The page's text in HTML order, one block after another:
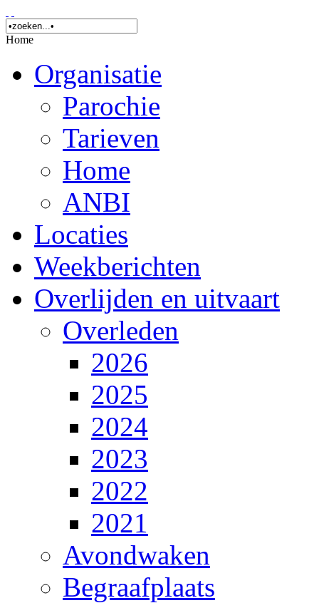
Home
Organisatie
Parochie
Tarieven
Home
ANBI
Locaties
Weekberichten
Overlijden en uitvaart
Overleden
2026
2025
2024
2023
2022
2021
Avondwaken
Begraafplaats